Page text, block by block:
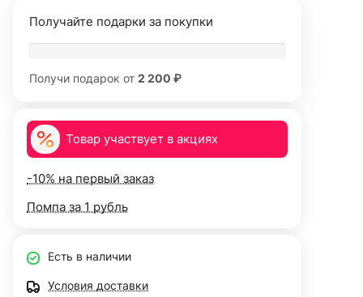
Получайте подарки за покупки
Получи подарок от 2 200 ₽
Товар участвует в акциях
-10% на первый заказ
Помпа за 1 рубль
Есть в наличии
Условия доставки